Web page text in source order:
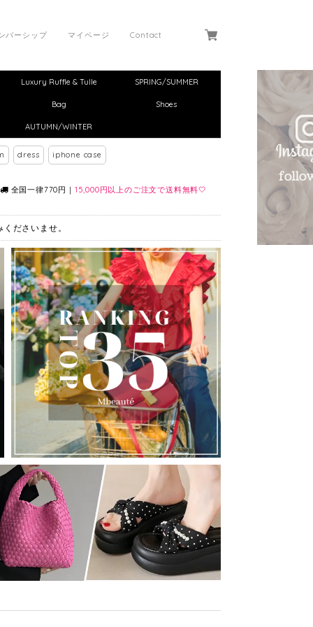
Contact
マイページ
バーシップ
Luxury Ruffle & Tulle SPRING/SUMMER
Bag Shoes
AUTUMN/WINTER
dress iphone case
全国一律770円｜ 15,000円以上のご注文で送料無料🤍
ださいませ。